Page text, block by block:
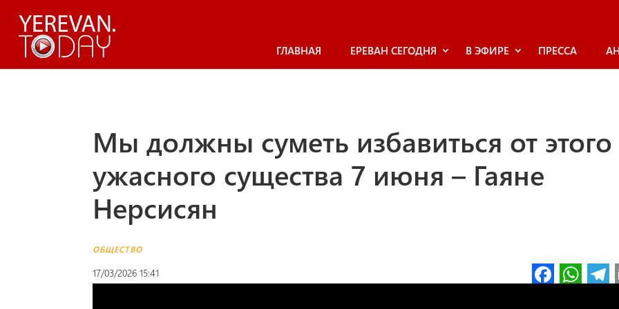
ГЛАВНАЯ ЕРЕВАН СЕГОДНЯ В ЭФИРЕ ПРЕССА
Мы должны суметь избавиться от этого
ужасного существа 7 июня – Гаяне
Нерсисян
ОБЩЕСТВО
17/03/2026 15:41 Fa W